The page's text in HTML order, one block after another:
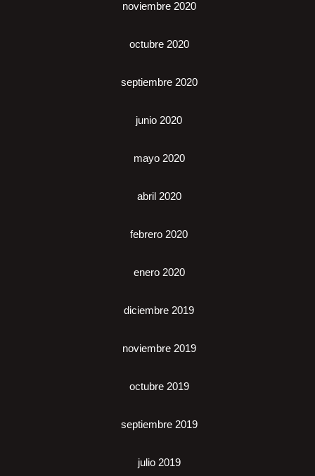
noviembre 2020
octubre 2020
septiembre 2020
junio 2020
mayo 2020
abril 2020
febrero 2020
enero 2020
diciembre 2019
noviembre 2019
octubre 2019
septiembre 2019
julio 2019